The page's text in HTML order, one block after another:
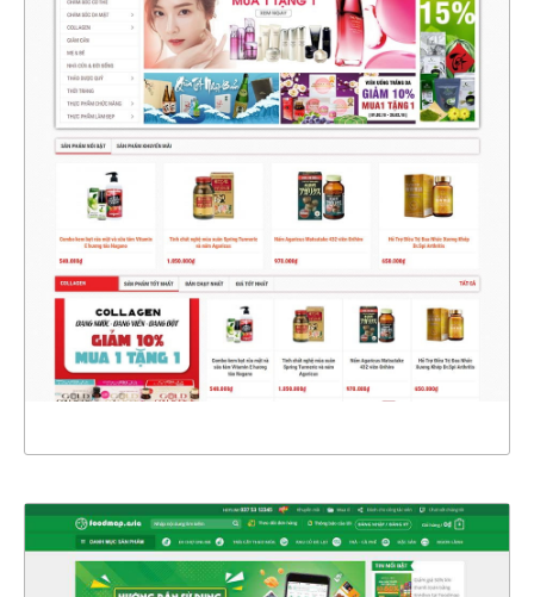
47343
CHI TIẾT
XEM THỰC TẾ